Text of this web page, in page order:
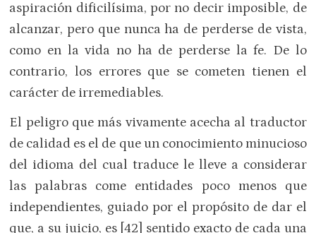
aspiración dificilísima, por no decir imposible, de
alcanzar, pero que nunca ha de perderse de vista,
como en la vida no ha de perderse la fe. De lo
contrario, los errores que se cometen tienen el
carácter de irremediables.
El peligro que más vivamente acecha al traductor
de calidad es el de que un conocimiento minucioso
del idioma del cual traduce le lleve a considerar
las palabras come entidades poco menos que
independientes, guiado por el propósito de dar el
que, a su juicio, es [42] sentido exacto de cada una